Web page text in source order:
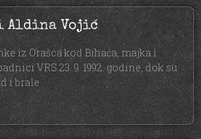
Aldina Vojić
iz Orašca kod Bihaća, majka i
VRS 23. 9. 1992. godine, dok su
i brale